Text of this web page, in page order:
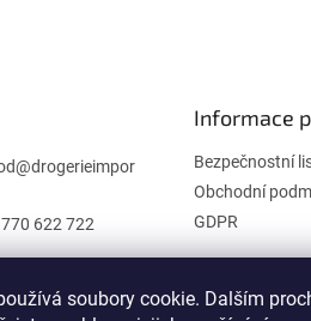
soubory cookie. Dalším
@drogerieimpor
622 722
Informace
Bezpečnostní
Obchodní
GDPR